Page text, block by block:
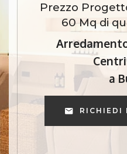
Prezzo
60 Mq di
a
RICHIEDI